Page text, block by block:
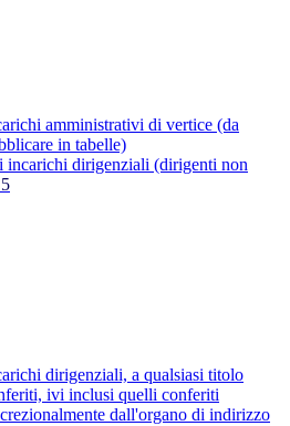
amministrativi di vertice (da
in tabelle)
incarichi dirigenziali (dirigenti non
5
dirigenziali, a qualsiasi titolo
ivi inclusi quelli conferiti
dall'organo di indirizzo